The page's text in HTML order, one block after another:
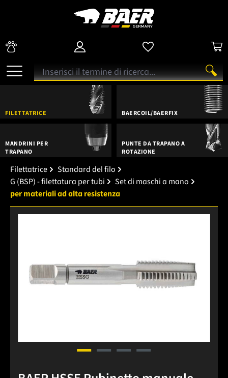
FILETTATRICE BAERCOIL/BAERFIX
MANDRINI PER
TRAPANO
PUNTE DA TRAPANO A
ROTAZIONE
Filettatrice
Standard del filo
G (BSP) - filettatura per tubi
Set di maschi a mano
per materiali ad alta resistenza